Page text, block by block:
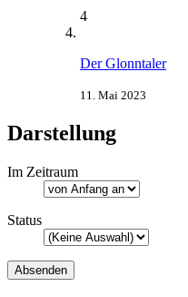
4
Der Glonntaler
11. Mai 2023
Darstellung
Im Zeitraum
Status